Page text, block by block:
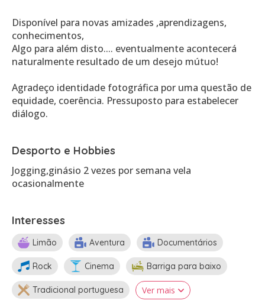
Disponível para novas amizades ,aprendizagens,
conhecimentos,
Algo para além disto.... eventualmente acontecerá
naturalmente resultado de um desejo mútuo!
Agradeço identidade fotográfica por uma questão de
equidade, coerência. Pressuposto para estabelecer
Desporto e Hobbies
Jogging,ginásio 2 vezes por semana vela
ocasionalmente
Interesses
Limão Aventura Documentários
Rock Cinema Barriga para baixo
Tradicional portuguesa Ver mais